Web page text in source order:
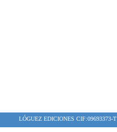
LÓGUEZ EDICIONES CIF:09693373-T